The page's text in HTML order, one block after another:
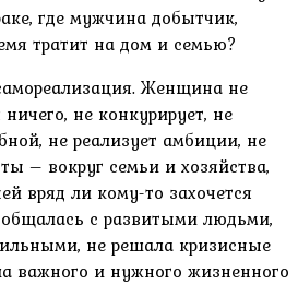
где мужчина добытчик,
тратит на дом и семью?
Женщина не
не конкурирует, не
не реализует амбиции, не
– вокруг семьи и хозяйства,
вряд ли кому-то захочется
с развитыми людьми,
не решала кризисные
важного и нужного жизненного